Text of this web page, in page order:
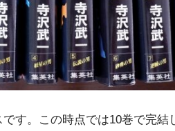
す。この時点では10巻で完結